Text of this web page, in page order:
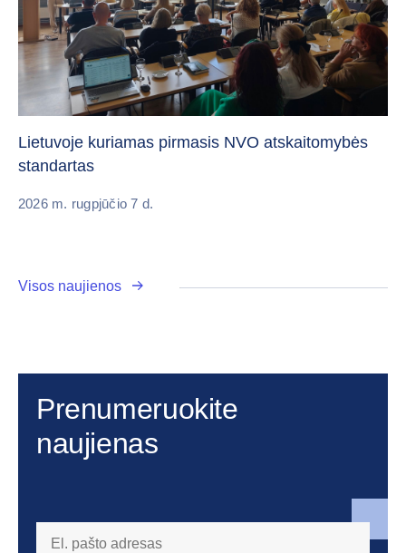
Lietuvoje kuriamas pirmasis NVO atskaitomybės
standartas
2026 m. rugpjūčio 7 d.
Visos naujienos
Prenumeruokite
naujienas